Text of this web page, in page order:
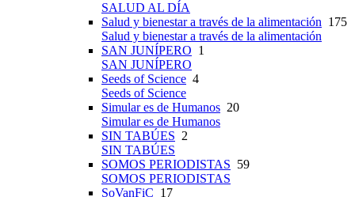
SALUD AL DÍA
Salud y bienestar a través de la alimentación 175
Salud y bienestar a través de la alimentación
SAN JUNÍPERO 1
SAN JUNÍPERO
Seeds of Science 4
Seeds of Science
Simular es de Humanos 20
Simular es de Humanos
SIN TABÚES 2
SIN TABÚES
SOMOS PERIODISTAS 59
SOMOS PERIODISTAS
SoVanFiC 17